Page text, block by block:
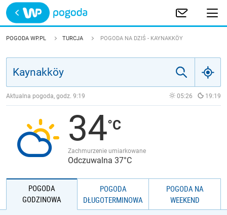
Trwa ładowanie
POLSKA
JAKOŚĆ POWIETRZA
POGODA WP.PL TURCJA POGODA NA DZIŚ - KAYNAKKÖY
Aktualna pogoda, godz. 9:19 05:26 19:19
34
Zachmurzenie umiarkowane
Odczuwalna 37°C
POGODA
GODZINOWA
POGODA
DŁUGOTERMINOWA
POGODA NA
WEEKEND